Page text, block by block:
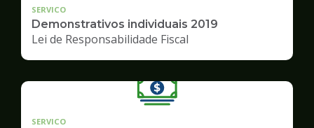
SERVICO
Demonstrativos individuais 2019
Lei de Responsabilidade Fiscal
SERVICO